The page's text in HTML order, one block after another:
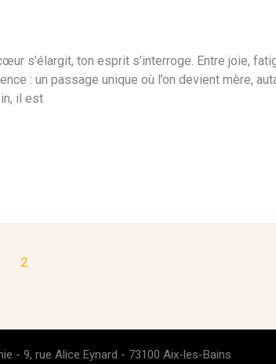
s’élargit, ton esprit s’interroge. Entre joie,
: un passage unique où l’on devient mère,
il est
2
- 9, rue Alice Eynard - 73100 Aix-les-Bains